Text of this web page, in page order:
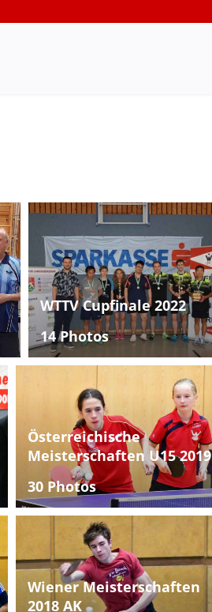
WTTV Cupfinale 2022
14 Photos
Österreichische
Meisterschaften U15 2019
30 Photos
Wiener Meisterschaften
2018 AK